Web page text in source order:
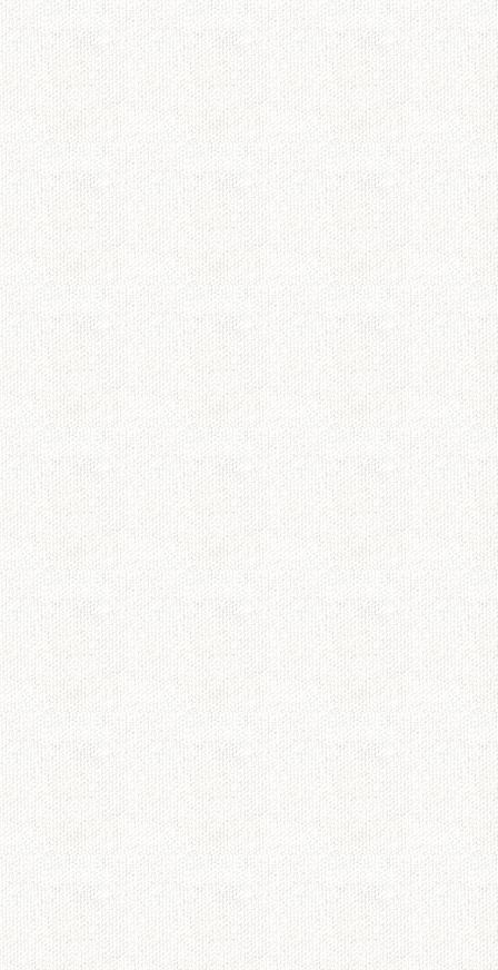
先週、花が声を出し
人の為に頑張る姿
DVDになると聞い
今まで、「感動、
ざいました！
（●＾o＾●）
感動の嵐！！
最終回見ました☆
ながら話してると
た。 ビト達がやっ
らい ビト達がスマ
お疲れ様でした
明日はもう「スマ
最初は何これ？？
昨日１話を見返し
ン・・あの清清しい
るシーン、本当に
このドラマは最初
まで見て大切なもの
いました。
ビト花やみんなが
願わずにはいられま
難しいとは思いま